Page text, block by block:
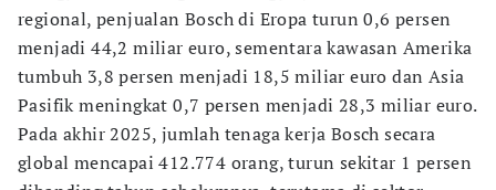
regional, penjualan Bosch di Eropa turun 0,6 persen
menjadi 44,2 miliar euro, sementara kawasan Amerika
tumbuh 3,8 persen menjadi 18,5 miliar euro dan Asia
Pasifik meningkat 0,7 persen menjadi 28,3 miliar euro.
Pada akhir 2025, jumlah tenaga kerja Bosch secara
global mencapai 412.774 orang, turun sekitar 1 persen